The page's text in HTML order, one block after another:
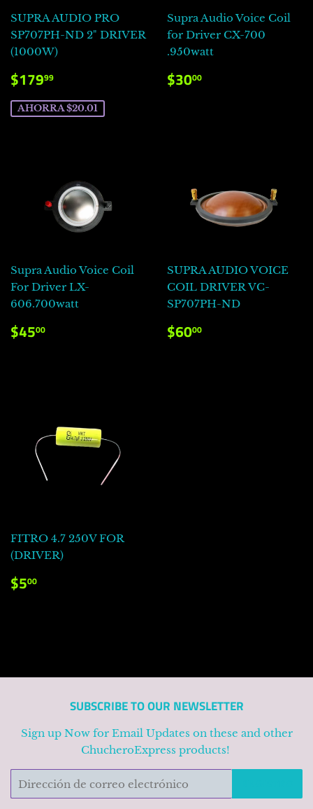
SUPRA AUDIO PRO
SP707PH-ND 2" DRIVER
(1000W)
PRECIO
DE
VENTA
$17999
AHORRA $20.01
Supra Audio Voice Coil
for Driver CX-700
.950watt
PRECIO
HABITUAL
$3000
Supra Audio Voice Coil
For Driver LX-
606.700watt
PRECIO
HABITUAL
$4500
SUPRA AUDIO VOICE
COIL DRIVER VC-
SP707PH-ND
PRECIO
HABITUAL
$6000
FITRO 4.7 250V FOR
(DRIVER)
PRECIO
HABITUAL
$500
SUBSCRIBE TO OUR NEWSLETTER
Sign up Now for Email Updates on these and other
ChucheroExpress products!
Correo
electrónico